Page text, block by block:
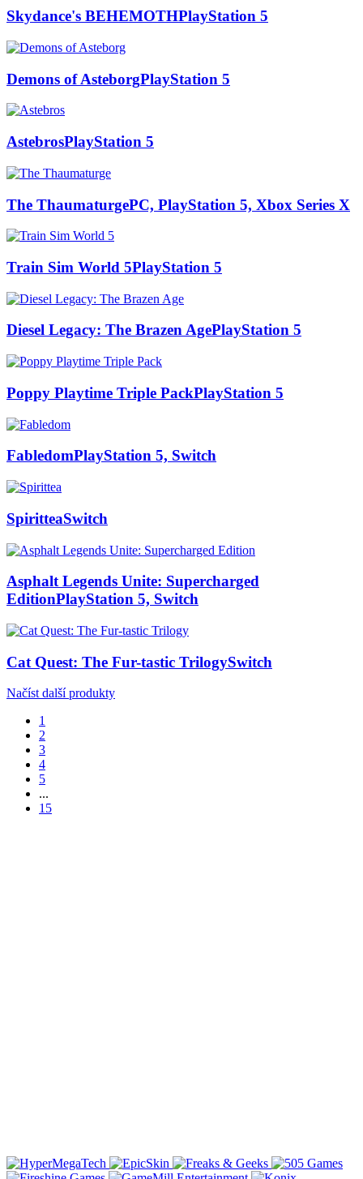
Skydance's BEHEMOTHPlayStation 5
Demons of AsteborgPlayStation 5
AstebrosPlayStation 5
The ThaumaturgePC, PlayStation 5, Xbox Series X
Train Sim World 5PlayStation 5
Diesel Legacy: The Brazen AgePlayStation 5
Poppy Playtime Triple PackPlayStation 5
FabledomPlayStation 5, Switch
SpiritteaSwitch
Asphalt Legends Unite: Supercharged
EditionPlayStation 5, Switch
Cat Quest: The Fur-tastic TrilogySwitch
Načíst další produkty
1
2
3
4
5
...
15